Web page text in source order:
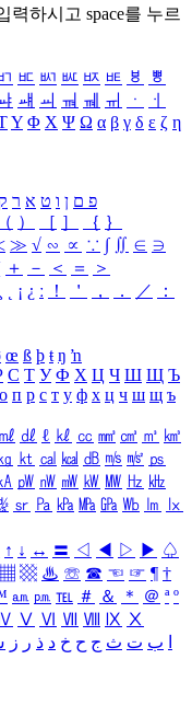
력하시고 space를 누르
ㅳ ㅴ ㅵ ㅶ ㅷ ㅸ
ㅹ
ㆈ ㆉ ㆊ ㆋ ㆌ ㆍ
ㆎ
Υ Φ Χ Ψ Ω α β γ δ ε ζ η
פ ם ן ו ט א ר ק
（ ） ［ ］ ｛ ｝
≫ √ ∽ ∝ ∵ ∫ ∬ ∈ ∋
＋ － ＜ ＝
＞
¸ ¡ ¿ ː ！ ＇ ， ． ／
：
œ ß þ ŧ ŋ ŉ
С Т У Ф Х Ц Ч Ш Щ Ъ
о п р с т у ф х ц ч ш щ ъ
㎖ ㎗ ℓ ㎘ ㏄ ㎣ ㎤ ㎥ ㎦
㎏ ㏏ ㎈ ㎉ ㏈ ㎧ ㎨ ㎰
㎺ ㎻ ㎽ ㎾ ㎿ ㎐ ㎑
㏛ ㎩ ㎪ ㎫ ㎬ ㏝ ㏐
㏓
↑ ↓ ↔ 〓 ◁ ◀ ▷ ▶ ♤
▩ ♨ ☏ ☎ ☜ ☞ ¶ †
㏂ ㏘ ℡ ＃ ＆ ＊ ＠ ª º
Ⅳ Ⅴ Ⅵ Ⅶ Ⅷ Ⅸ Ⅹ
ب ت ث ج ح خ د ذ ر ز